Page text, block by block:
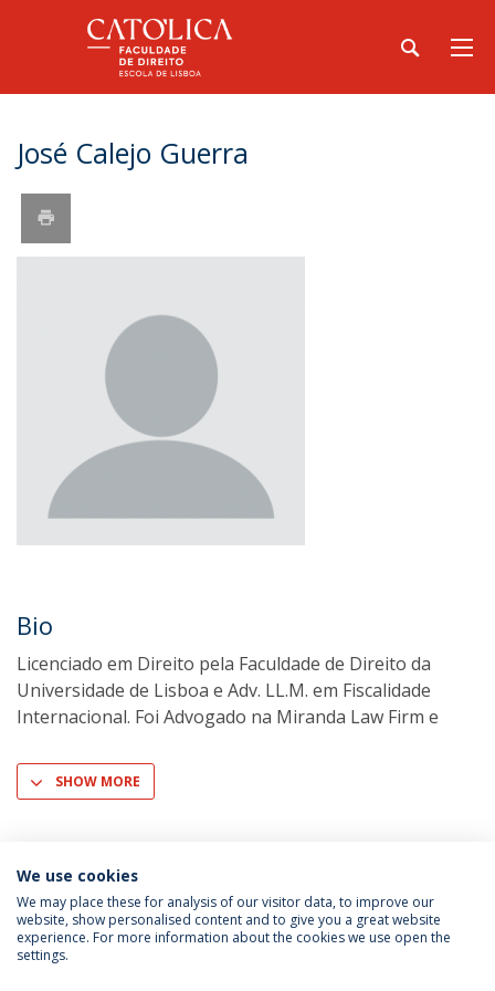
José Calejo Guerra
Bio
Licenciado em Direito pela Faculdade de Direito da
Universidade de Lisboa e Adv. LL.M. em Fiscalidade
Internacional. Foi Advogado na Miranda Law Firm e
SHOW MORE
Privacy Policy
We use cookies
We may place these for analysis of our visitor data, to improve our
website, show personalised content and to give you a great website
experience. For more information about the cookies we use open the
settings.